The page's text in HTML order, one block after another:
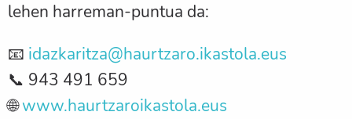
lehen harreman-puntua da:
📧 idazkaritza@haurtzaro.ikastola.eus
📞 943 491 659
🌐www.haurtzaroikastola.eus